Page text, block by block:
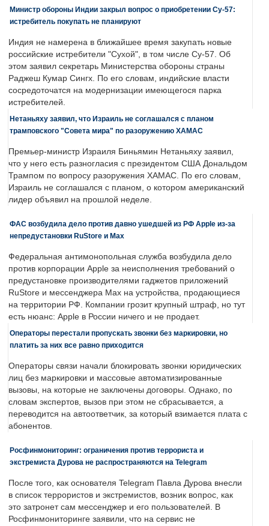
Министр обороны Индии закрыл вопрос о приобретении Су-57:
истребитель покупать не планируют
Индия не намерена в ближайшее время закупать новые
российские истребители "Сухой", в том числе Су-57. Об
этом заявил секретарь Министерства обороны страны
Раджеш Кумар Сингх. По его словам, индийские власти
сосредоточатся на модернизации имеющегося парка
истребителей.
Нетаньяху заявил, что Израиль не соглашался с планом
трамповского "Совета мира" по разоружению ХАМАС
Премьер-министр Израиля Биньямин Нетаньяху заявил,
что у него есть разногласия с президентом США Дональдом
Трампом по вопросу разоружения ХАМАС. По его словам,
Израиль не соглашался с планом, о котором американский
лидер объявил на прошлой неделе.
ФАС возбудила дело против давно ушедшей из РФ Apple из-за
непредустановки RuStore и Max
Федеральная антимонопольная служба возбудила дело
против корпорации Apple за неисполнения требований о
предустановке производителями гаджетов приложений
RuStore и мессенджера Max на устройства, продающиеся
на территории РФ. Компании грозит крупный штраф, но тут
есть нюанс: Apple в России ничего и не продает.
Операторы перестали пропускать звонки без маркировки, но
платить за них все равно приходится
Операторы связи начали блокировать звонки юридических
лиц без маркировки и массовые автоматизированные
вызовы, на которые не заключены договоры. Однако, по
словам экспертов, вызов при этом не сбрасывается, а
переводится на автоответчик, за который взимается плата с
абонентов.
Росфинмониторинг: ограничения против террориста и
экстремиста Дурова не распространяются на Telegram
После того, как основателя Telegram Павла Дурова внесли
в список террористов и экстремистов, возник вопрос, как
это затронет сам мессенджер и его пользователей. В
Росфинмониторинге заявили, что на сервис не